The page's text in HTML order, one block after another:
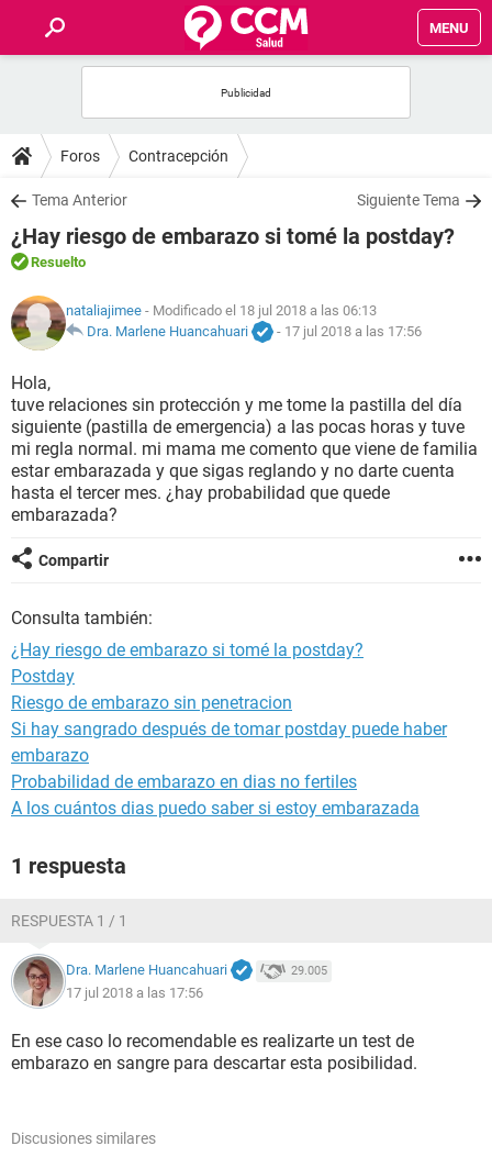
MENU
FOROS
SALUD
FAMILIA
NUTRICIÓN
SEXUALIDAD
GLOSARIO
Foros Contracepción
Tema Anterior Siguiente Tema
¿Hay riesgo de embarazo si tomé la postday?
Resuelto
nataliajimee - Modificado el 18 jul 2018 a las 06:13
Dra. Marlene Huancahuari
- 17 jul 2018 a las 17:56
Hola,
tuve relaciones sin protección y me tome la pastilla del día
siguiente (pastilla de emergencia) a las pocas horas y tuve
mi regla normal. mi mama me comento que viene de familia
estar embarazada y que sigas reglando y no darte cuenta
hasta el tercer mes. ¿hay probabilidad que quede
embarazada?
Compartir
Consulta también:
¿Hay riesgo de embarazo si tomé la postday?
Postday
Riesgo de embarazo sin penetracion
Si hay sangrado después de tomar postday puede haber
embarazo
Probabilidad de embarazo en dias no fertiles
A los cuántos dias puedo saber si estoy embarazada
1 respuesta
RESPUESTA 1 / 1
Dra. Marlene Huancahuari 29.005
17 jul 2018 a las 17:56
En ese caso lo recomendable es realizarte un test de
embarazo en sangre para descartar esta posibilidad.
Discusiones similares